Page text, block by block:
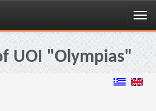
UOI "Olympias"